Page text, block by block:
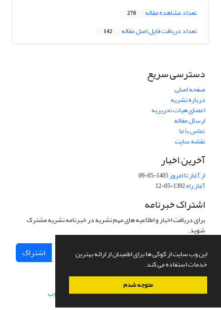
این وب سایت از کوکی ها برای اطمینان از ارائه بهترین
خدمات استفاده می کند.
متوجه شدم
تعداد مشاهده مقاله 270
تعداد دریافت فایل اصل مقاله 142
دسترسی سریع
صفحه اصلی
درباره نشریه
اعضای هیات تحریریه
ارسال مقاله
تماس با ما
نقشه سایت
آخرین اخبار
از آغاز تا امروز1405-05-09
آغاز راه1392-05-12
اشتراک خبرنامه
برای دریافت اخبار و اطلاعیه های مهم نشریه در خبرنامه نشریه مشترک
شوید.
اشتراک
سامانه مدیریت نشریات علمی.طراحی و پیاده سازی از سیناوب